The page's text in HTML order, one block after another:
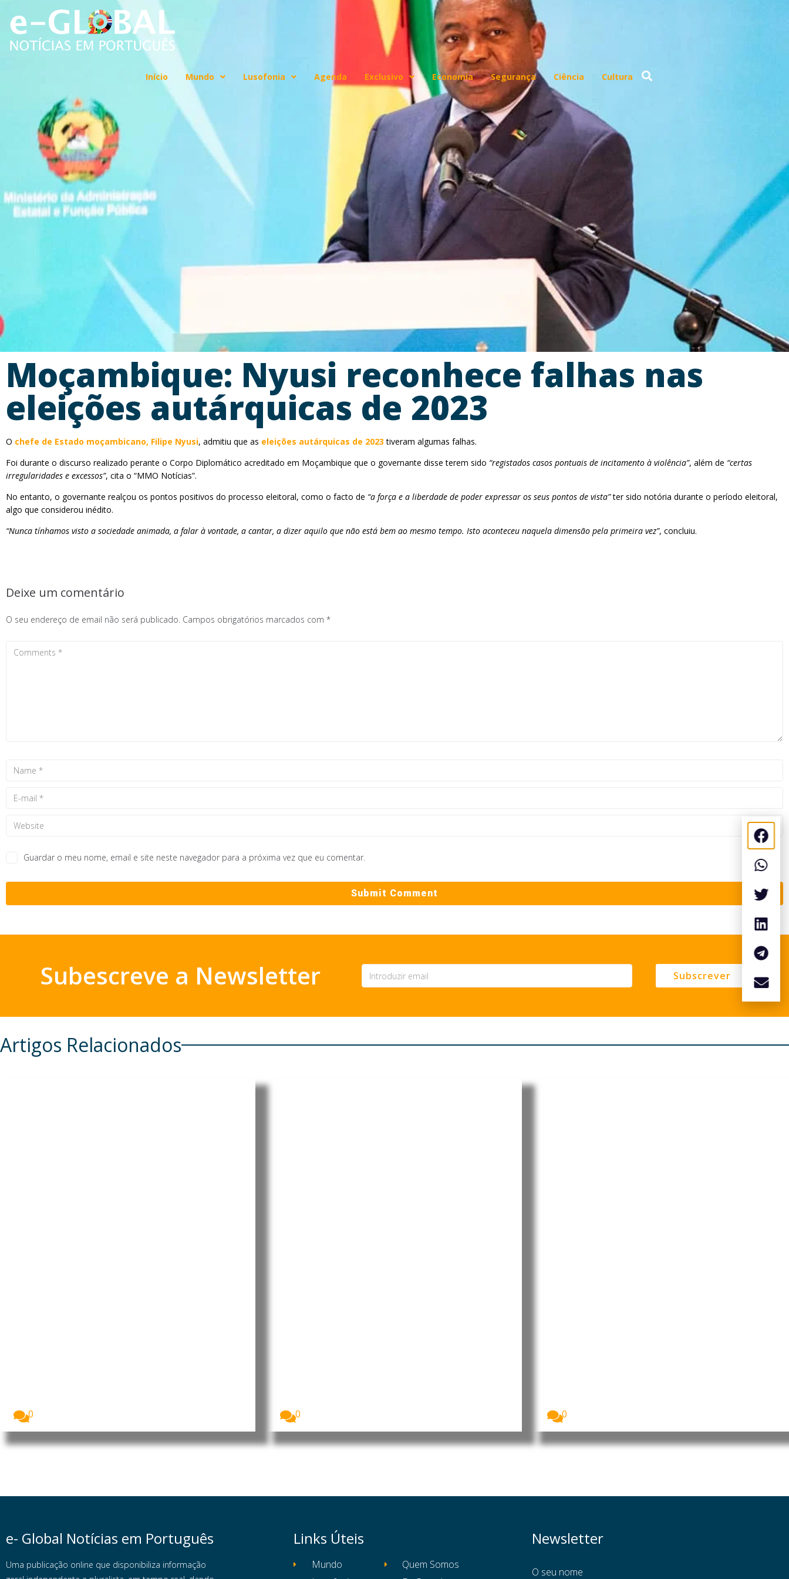
Início Mundo Lusofonia Agenda Exclusivo Economia Segurança Ciência Cultura
Moçambique: Nyusi reconhece falhas nas
eleições autárquicas de 2023
O chefe de Estado moçambicano, Filipe Nyusi, admitiu que as eleições autárquicas de 2023 tiveram algumas falhas.
Foi durante o discurso realizado perante o Corpo Diplomático acreditado em Moçambique que o governante disse terem sido “registados casos pontuais de incitamento à violência”, além de “certas
irregularidades e excessos”, cita o “MMO Notícias”.
No entanto, o governante realçou os pontos positivos do processo eleitoral, como o facto de “a força e a liberdade de poder expressar os seus pontos de vista”ter sido notória durante o período eleitoral,
algo que considerou inédito.
“Nunca tínhamos visto a sociedade animada, a falar à vontade, a cantar, a dizer aquilo que não está bem ao mesmo tempo. Isto aconteceu naquela dimensão pela primeira vez”, concluiu.
Deixe um comentário
O seu endereço de email não será publicado. Campos obrigatórios marcados com *
Guardar o meu nome, email e site neste navegador para a próxima vez que eu comentar.
Subescreve a Newsletter Subscrever
Artigos Relacionados
0
0
0
e- Global Notícias em Português
Uma publicação online que disponibiliza informação
Links Úteis
Mundo
Quem Somos
Newsletter
O seu nome